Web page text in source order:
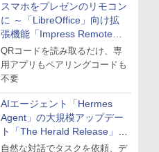
スマホをプレゼンのリモコン
に ～「LibreOffice」向け拡
張機能「Impress Remote」
が公開
QRコードを読み取るだけ、専
用アプリもペアリングコードも
不要
AIエージェント「Hermes
Agent」の大規模アップデー
ト「The Herald Release」が
公開
自然な対話でタスクを依頼、デ